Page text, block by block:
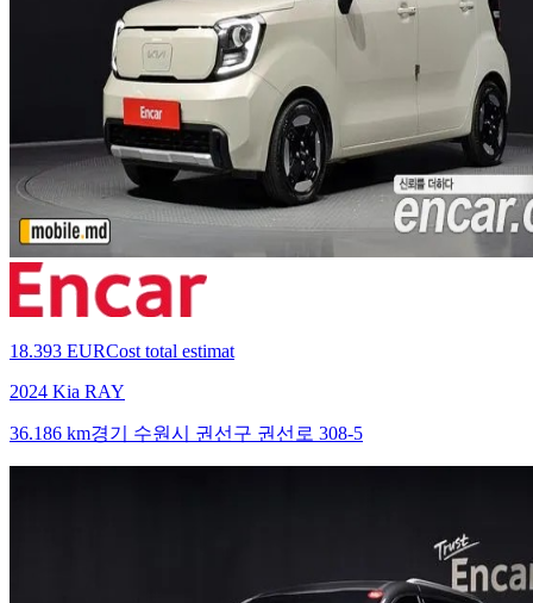
18.393 EURCost total estimat
2024 Kia RAY
36.186 km경기 수원시 권선구 권선로 308-5